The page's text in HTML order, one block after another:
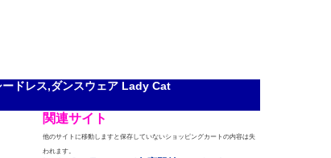
ドレス,ダンスウェア Lady Cat
関連サイト
他のサイトに移動しますと保存していないショッピングカートの内容は失
われます。